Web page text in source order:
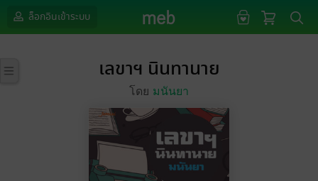
ล็อกอินเข้าระบบ
เลขาฯ นินทานาย
โดย มนันยา